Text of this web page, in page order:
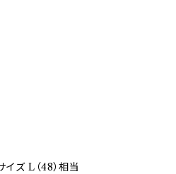
ズ L（48）相当